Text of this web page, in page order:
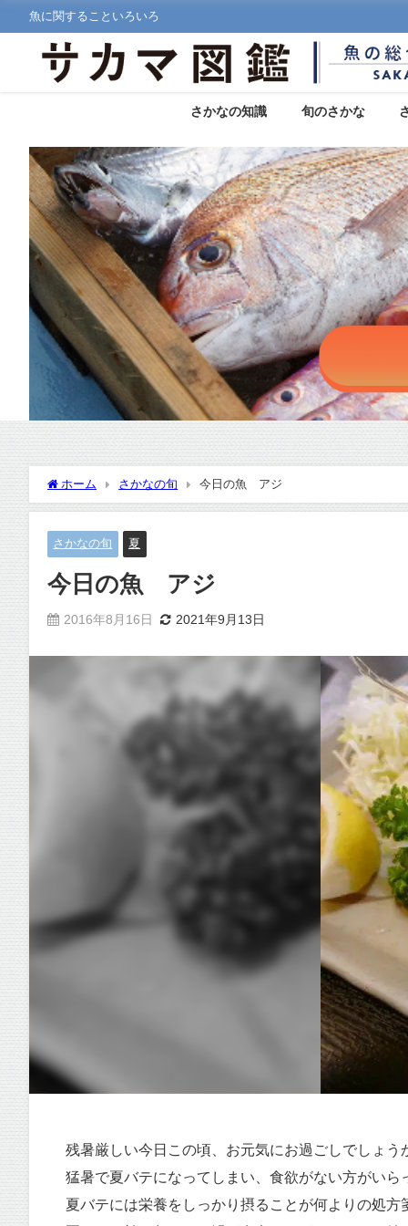
魚に関することいろいろ
さかなの知識 旬のさかな
ホーム さかなの旬 今日の魚 アジ
さかなの旬 夏
今日の魚 アジ
2016年8月16日 2021年9月13日
残暑厳しい今日この頃、お元気にお過ごしでしょう
猛暑で夏バテになってしまい、食欲がない方がいら
夏バテには栄養をしっかり摂ることが何よりの処方